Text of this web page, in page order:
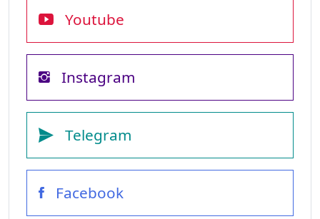
Youtube
Instagram
Telegram
Facebook